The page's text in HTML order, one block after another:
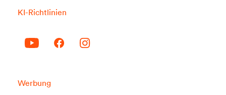
KI-Richtlinien
Werbung